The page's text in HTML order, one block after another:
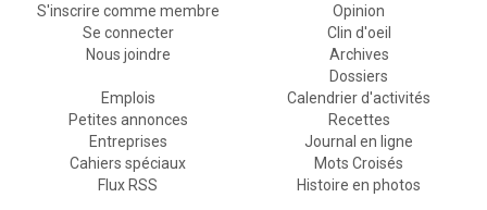
S'inscrire comme membre
Se connecter
Nous joindre
Opinion
Clin d'oeil
Archives
Dossiers
Emplois
Petites annonces
Entreprises
Cahiers spéciaux
Flux RSS
Calendrier d'activités
Recettes
Journal en ligne
Mots Croisés
Histoire en photos